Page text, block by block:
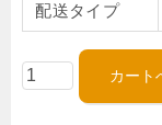
配送タイプ